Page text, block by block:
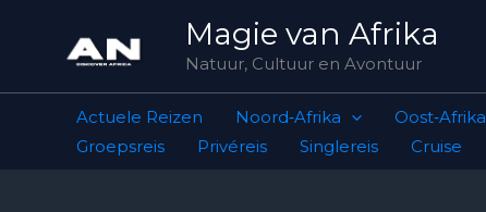
Magie van Afrika
Natuur, Cultuur en Avontuur
Actuele Reizen Noord‑Afrika Oost‑Afrika
Groepsreis
Privéreis Singlereis Cruise